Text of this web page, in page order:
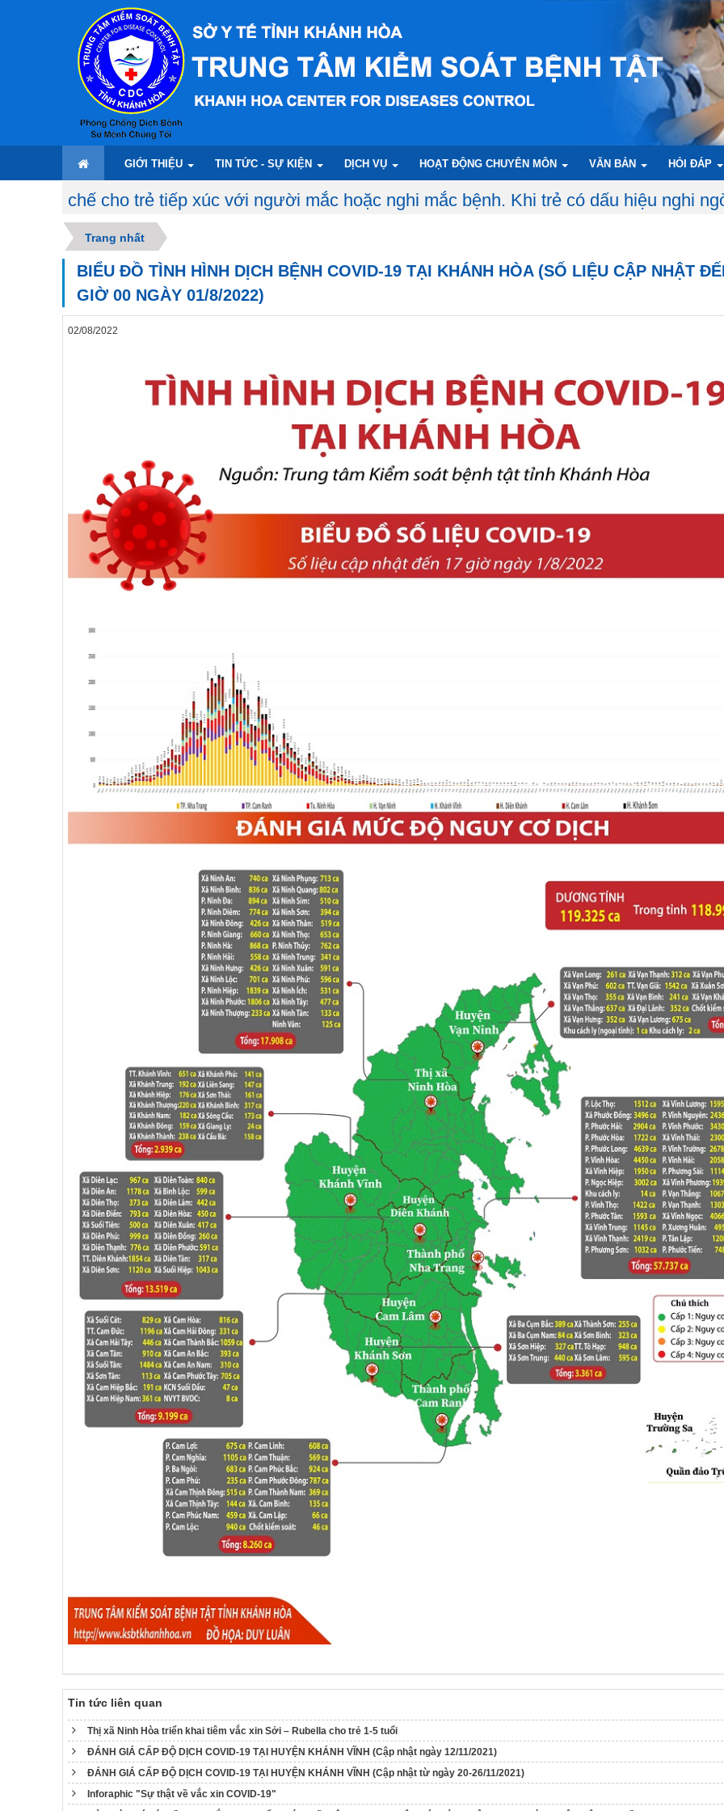
GIỚI THIỆU TIN TỨC - SỰ KIỆN DỊCH VỤ HOẠT ĐỘNG CHUYÊN MÔN VĂN BẢN HỎI ĐÁP
xúc với người mắc hoặc nghi mắc bệnh. Khi trẻ có dấu hiệu nghi ngờ như sốt, loét
Trang nhất
BIỂU ĐỒ TÌNH HÌNH DỊCH BỆNH COVID-19 TẠI KHÁNH HÒA (SỐ LIỆU CẬP NHẬT
GIỜ 00 NGÀY 01/8/2022)
02/08/2022
Tin tức liên quan
Thị xã Ninh Hòa triển khai tiêm vắc xin Sởi – Rubella cho trẻ 1-5 tuổi
ĐÁNH GIÁ CẤP ĐỘ DỊCH COVID-19 TẠI HUYỆN KHÁNH VĨNH (Cập nhật ngày 12/11/2021)
ĐÁNH GIÁ CẤP ĐỘ DỊCH COVID-19 TẠI HUYỆN KHÁNH VĨNH (Cập nhật từ ngày 20-26/11/2021)
Inforaphic "Sự thật về vắc xin COVID-19"